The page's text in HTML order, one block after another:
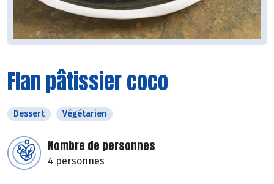
Flan pâtissier coco
Dessert Végétarien
Nombre de personnes
4 personnes